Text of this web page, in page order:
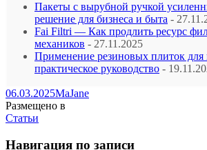
Пакеты с вырубной ручкой
решение для бизнеса и быта -
Fai Filtri — Как продлить ресурс
механиков - 27.11.2025
Применение резиновых плиток
практическое руководство -
06.03.2025MaJane
Размещено в
Статьи
Навигация по записи